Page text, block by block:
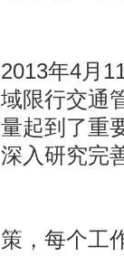
年4月
限行交通
起到了重
入研究完
每个工